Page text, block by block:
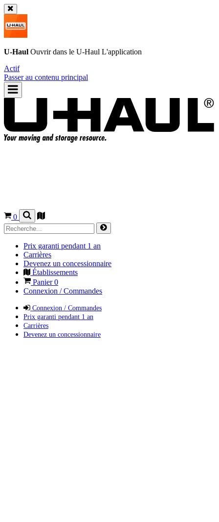
U-Haul Ouvrir dans le U-Haul L'application
Actif
Passer au contenu principal
0
Prix garanti pendant 1 an
Carrières
Devenez un concessionnaire
Établissements
Panier0
Connexion / Commandes
Connexion / Commandes
Prix garanti pendant 1 an
Carrières
Devenez un concessionnaire